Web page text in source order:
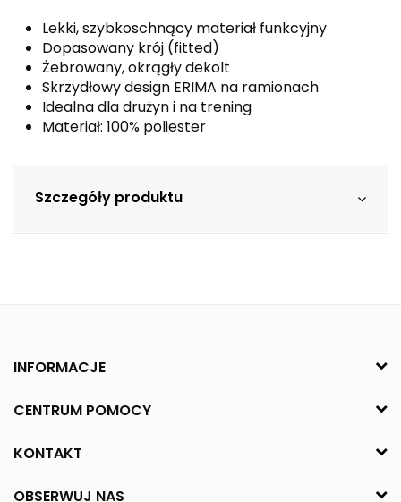
Lekki, szybkoschnący materiał funkcyjny
Dopasowany krój (fitted)
Żebrowany, okrągły dekolt
Skrzydłowy design ERIMA na ramionach
Idealna dla drużyn i na trening
Materiał: 100% poliester
Szczegóły produktu
INFORMACJE
CENTRUM POMOCY
KONTAKT
OBSERWUJ NAS